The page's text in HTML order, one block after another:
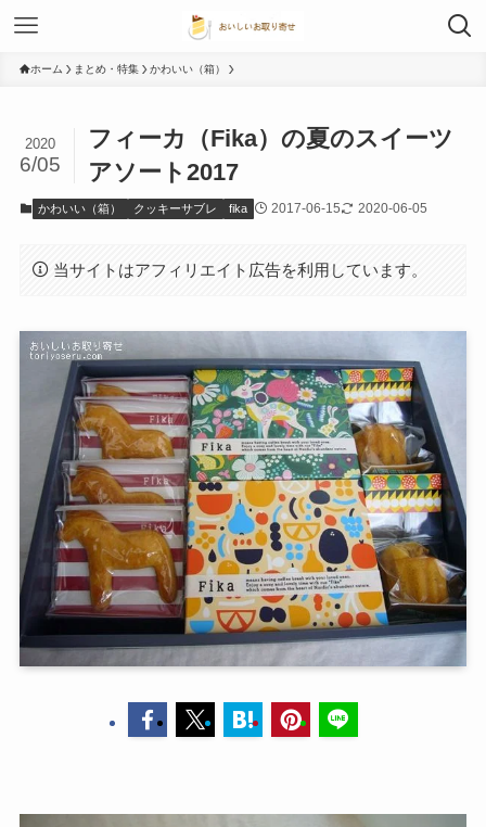
ホーム まとめ・特集 かわいい（箱）
フィーカ（Fika）の夏のスイーツ
アソート2017
2020
6/05
かわいい（箱） クッキーサブレ fika 2017-06-15 2020-06-05
当サイトはアフィリエイト広告を利用しています。